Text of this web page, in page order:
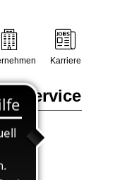
Service
Karriere